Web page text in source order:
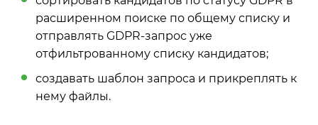
расширенном поиске по общему списку и
отправлять GDPR-запрос уже
отфильтрованному списку кандидатов;
создавать шаблон запроса и прикреплять к
нему файлы.